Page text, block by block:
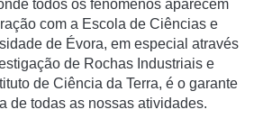
todos os fenómenos aparecem
com a Escola de Ciências e
de Évora, em especial através
de Rochas Industriais e
de Ciência da Terra, é o garante
de todas as nossas atividades.